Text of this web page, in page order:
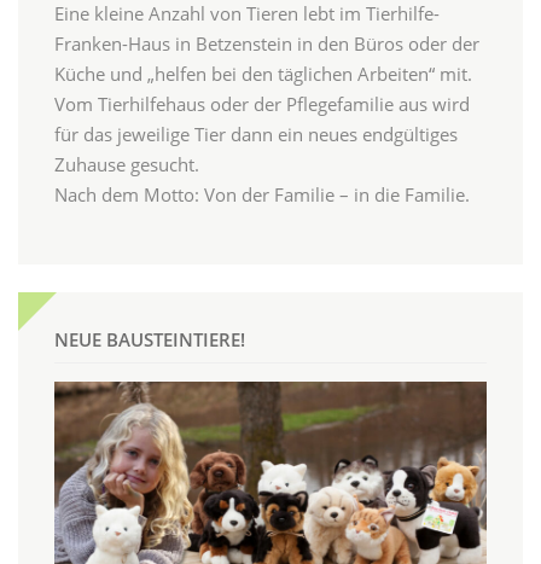
Eine kleine Anzahl von Tieren lebt im Tierhilfe-
Franken-Haus in Betzenstein in den Büros oder der
Küche und „helfen bei den täglichen Arbeiten“ mit.
Vom Tierhilfehaus oder der Pflegefamilie aus wird
für das jeweilige Tier dann ein neues endgültiges
Zuhause gesucht.
Nach dem Motto: Von der Familie – in die Familie.
NEUE BAUSTEINTIERE!